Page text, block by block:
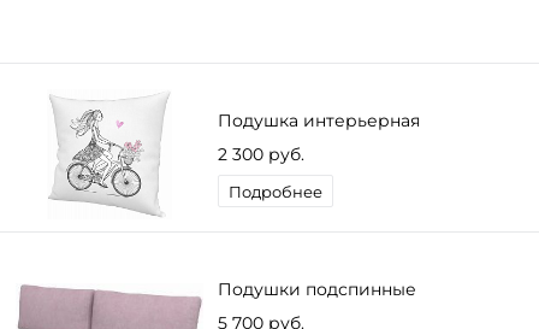
Подушка интерьерная
2 300 руб.
Подробнее
Подушки подспинные
5 700 руб.